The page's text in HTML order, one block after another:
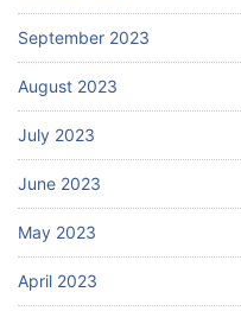
September 2023
August 2023
July 2023
June 2023
May 2023
April 2023